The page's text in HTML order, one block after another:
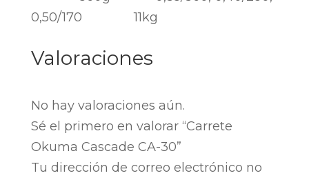
0,50/170 11kg
Valoraciones
No hay valoraciones aún.
Sé el primero en valorar “Carrete
Okuma Cascade CA-30”
Tu dirección de correo electrónico no